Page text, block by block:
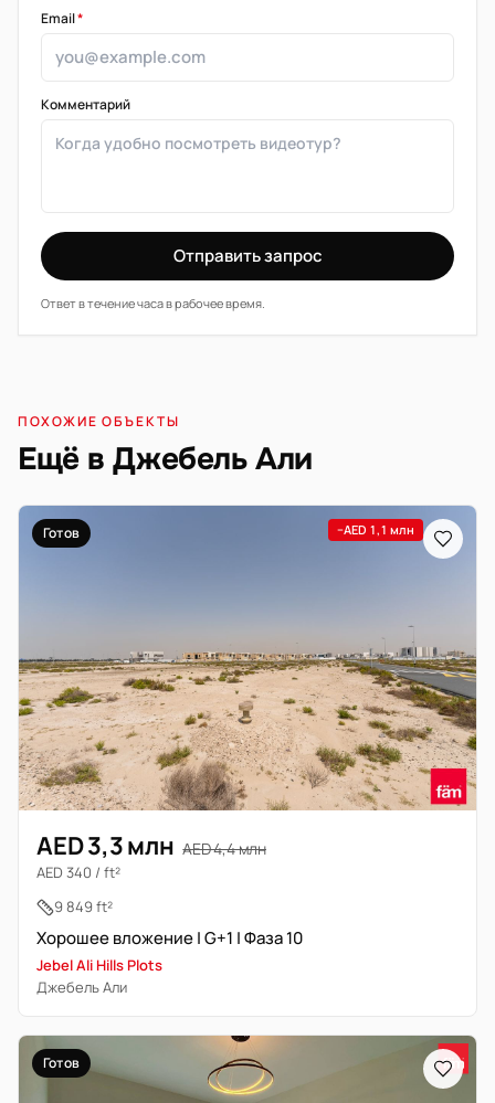
Email*
Комментарий
Отправить запрос
Ответ в течение часа в рабочее время.
ПОХОЖИЕ ОБЪЕКТЫ
Ещё в Джебель Али
Готов −AED 1,1 млн
AED 3,3 млн AED 4,4 млн
AED 340 / ft²
9 849 ft²
Хорошее вложение | G+1 | Фаза 10
Jebel Ali Hills Plots
Джебель Али
Готов